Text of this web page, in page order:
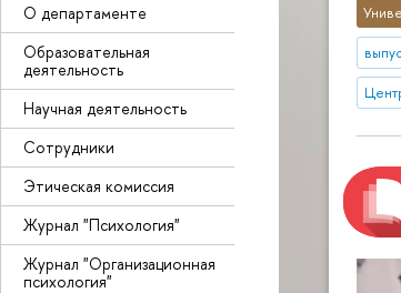
О департаменте
Образовательная
деятельность
Научная деятельность
Сотрудники
Этическая комиссия
Журнал "Психология"
Журнал "Организационная
психология"